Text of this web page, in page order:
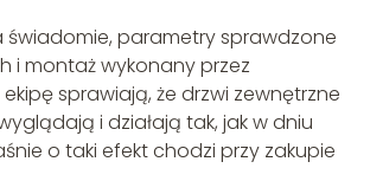
świadomie, parametry sprawdzone
i montaż wykonany przez
sprawiają, że drzwi zewnętrzne
i działają tak, jak w dniu
o taki efekt chodzi przy zakupie